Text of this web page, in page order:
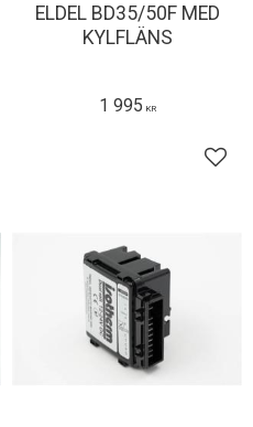
till i favoriter
ELDEL BD35/50F MED
KYLFLÄNS
1 995 KR